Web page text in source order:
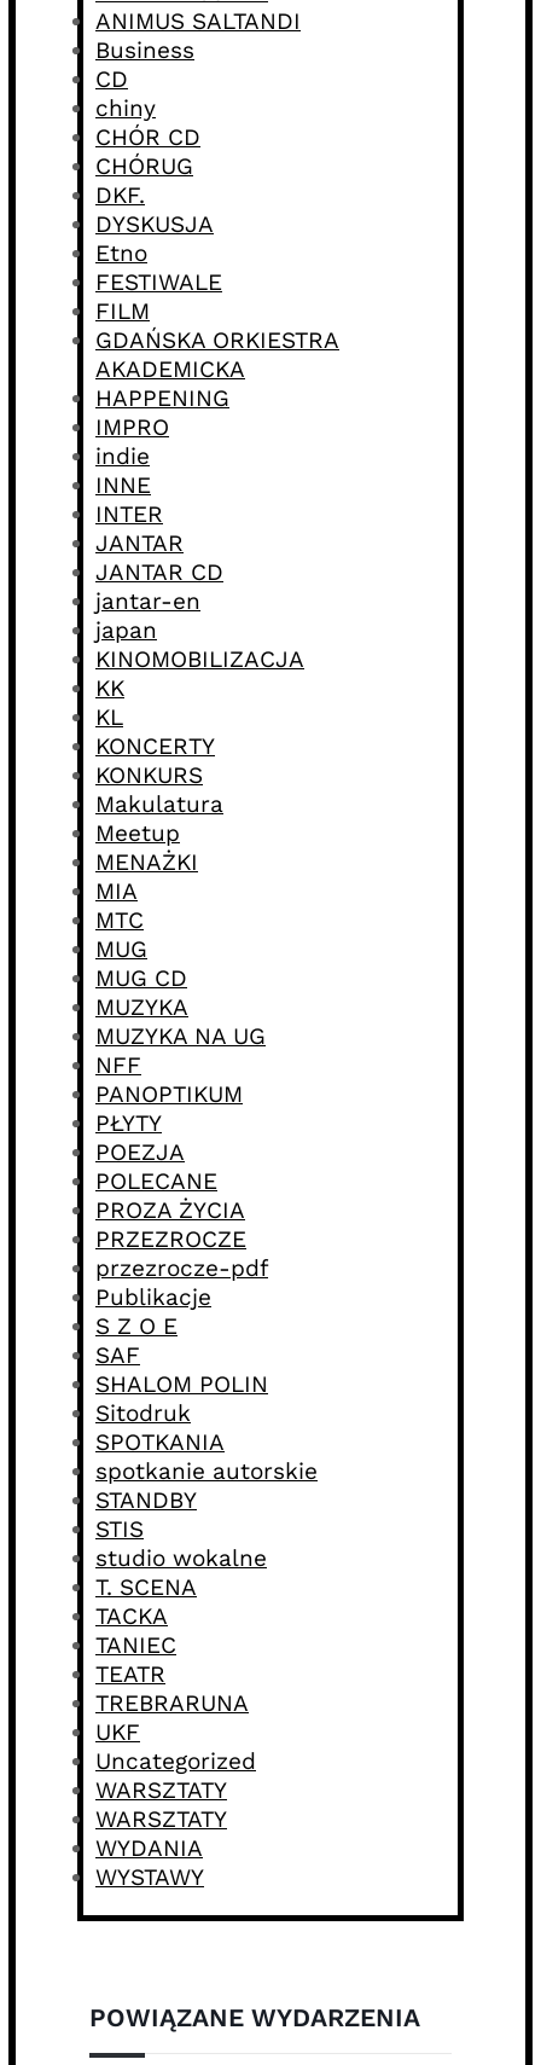
ANIMUS SALTANDI
Business
CD
chiny
CHÓR CD
CHÓRUG
DKF.
DYSKUSJA
Etno
FESTIWALE
FILM
GDAŃSKA ORKIESTRA
AKADEMICKA
HAPPENING
IMPRO
indie
INNE
INTER
JANTAR
JANTAR CD
jantar-en
japan
KINOMOBILIZACJA
KK
KL
KONCERTY
KONKURS
Makulatura
Meetup
MENAŻKI
MIA
MTC
MUG
MUG CD
MUZYKA
MUZYKA NA UG
NFF
PANOPTIKUM
PŁYTY
POEZJA
POLECANE
PROZA ŻYCIA
PRZEZROCZE
przezrocze-pdf
Publikacje
S Z O E
SAF
SHALOM POLIN
Sitodruk
SPOTKANIA
spotkanie autorskie
STANDBY
STIS
studio wokalne
T. SCENA
TACKA
TANIEC
TEATR
TREBRARUNA
UKF
Uncategorized
WARSZTATY
WARSZTATY
WYDANIA
WYSTAWY
POWIĄZANE WYDARZENIA